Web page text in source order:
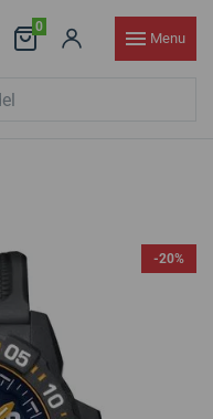
0
Menu
-20%